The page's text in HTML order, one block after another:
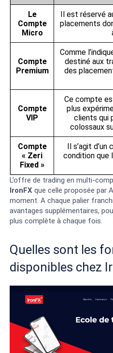
Le
Compte
Micro
Il est réservé
placements
Compte
Premium
Comme
destiné aux
des
Compte
VIP
Ce compte
plus
clients qui
colossaux
Compte
« Zeri
Fixed »
Il s’agit
condition que
L’offre de trading en multi-
IronFX que celle proposée par
moment. A chaque palier
avantages supplémentaires,
plus complète à chaque fois.
Quelles sont les
disponibles chez